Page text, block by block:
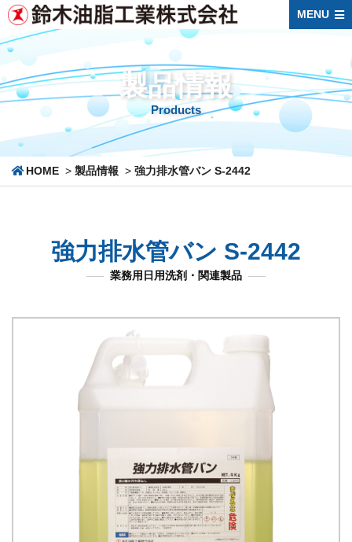
MENU
製品情報
Products
HOME > 製品情報 > 強力排水管バン S-2442
強力排水管バン S-2442
業務用日用洗剤・関連製品